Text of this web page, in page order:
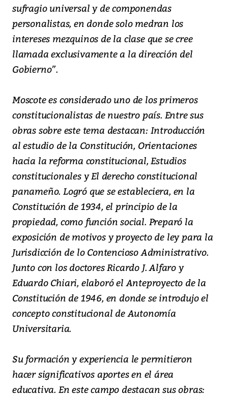
sufragio universal y de componendas
personalistas, en donde solo medran los
intereses mezquinos de la clase que se cree
llamada exclusivamente a la dirección del
Gobierno”.
Moscote es considerado uno de los primeros
constitucionalistas de nuestro país. Entre sus
obras sobre este tema destacan: Introducción
al estudio de la Constitución, Orientaciones
hacia la reforma constitucional, Estudios
constitucionales y El derecho constitucional
panameño. Logró que se estableciera, en la
Constitución de 1934, el principio de la
propiedad, como función social. Preparó la
exposición de motivos y proyecto de ley para la
Jurisdicción de lo Contencioso Administrativo.
Junto con los doctores Ricardo J. Alfaro y
Eduardo Chiari, elaboró el Anteproyecto de la
Constitución de 1946, en donde se introdujo el
concepto constitucional de Autonomía
Universitaria.
Su formación y experiencia le permitieron
hacer significativos aportes en el área
educativa. En este campo destacan sus obras: